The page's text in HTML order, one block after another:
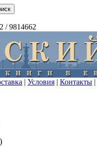
/ 9814662
| Условия | Контакты |